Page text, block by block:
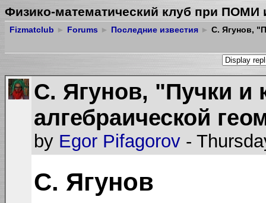
Физико-математический клуб при ПОМИ
Fizmatclub ► Forums ► Последние известия ► С. Ягунов,
С. Ягунов, "Пучки и
алгебраической
by Egor Pifagorov -
С. Ягунов